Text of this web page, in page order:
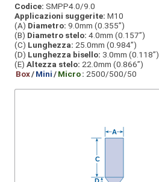
Codice: SMPP4.0/9.0
Applicazioni suggerite: M10
(A) Diametro: 9.0mm (0.355”)
(B) Diametro stelo: 4.0mm (0.157”)
(C) Lunghezza: 25.0mm (0.984”)
(D) Lunghezza bisello: 3.0mm (0.118”)
(E) Altezza stelo: 22.0mm (0.866”)
Box/Mini/Micro: 2500/500/50